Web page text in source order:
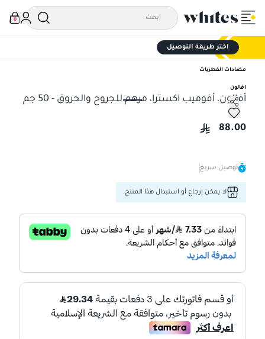
0
اختر طريقة التوصيل
مضادات الفطريات
افالون
أفالون، أفوميب اكسترا، مرهم للجروح والحروق - 50 جم
أفالون، أفوميب اكسترا، مرهم للجروح والحروق - 50 جم
88.00
توصيل سريع
لا يمكن إرجاع أو استبدال هذا المنتج.